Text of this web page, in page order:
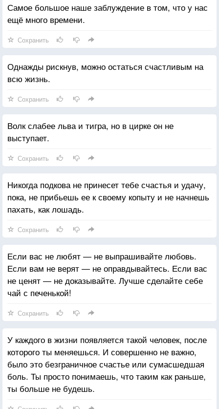
Самое большое наше заблуждение в том, что у нас
ещё много времени.
Сохранить
Однажды рискнув, можно остаться счастливым на
всю жизнь.
Сохранить
Волк слабее льва и тигра, но в цирке он не
выступает.
Сохранить
Никогда подкова не принесет тебе счастья и удачу,
пока, не прибьешь ее к своему копыту и не начнешь
пахать, как лошадь.
Сохранить
Если вас не любят — не выпрашивайте любовь.
Если вам не верят — не оправдывайтесь. Если вас
не ценят — не доказывайте. Лучше сделайте себе
чай с печенькой!
Сохранить
У каждого в жизни появляется такой человек, после
которого ты меняешься. И совершенно не важно,
было это безграничное счастье или сумасшедшая
боль. Ты просто понимаешь, что таким как раньше,
ты больше не будешь.